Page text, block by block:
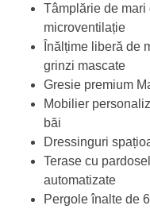
Tâmplărie de
microventilație
Înălțime liberă de
grinzi mascate
Gresie premium
Mobilier
băi
Dressinguri
Terase cu
automatizate
Pergole înalte de